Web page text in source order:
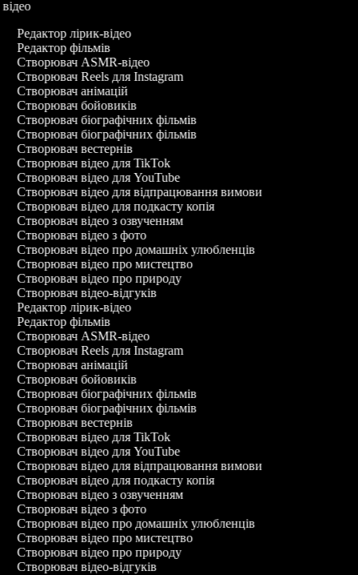
Редактор лірик-відео
Редактор фільмів
Створювач ASMR-відео
Створювач Reels для Instagram
Створювач анімацій
Створювач бойовиків
Створювач біографічних фільмів
Створювач біографічних фільмів
Створювач вестернів
Створювач відео для TikTok
Створювач відео для YouTube
Створювач відео для відпрацювання вимови
Створювач відео для подкасту копія
Створювач відео з озвученням
Створювач відео з фото
Створювач відео про домашніх улюбленців
Створювач відео про мистецтво
Створювач відео про природу
Створювач відео-відгуків
Редактор лірик-відео
Редактор фільмів
Створювач ASMR-відео
Створювач Reels для Instagram
Створювач анімацій
Створювач бойовиків
Створювач біографічних фільмів
Створювач біографічних фільмів
Створювач вестернів
Створювач відео для TikTok
Створювач відео для YouTube
Створювач відео для відпрацювання вимови
Створювач відео для подкасту копія
Створювач відео з озвученням
Створювач відео з фото
Створювач відео про домашніх улюбленців
Створювач відео про мистецтво
Створювач відео про природу
Створювач відео-відгуків